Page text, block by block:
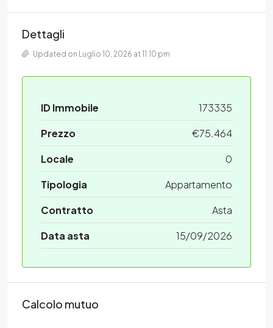
Dettagli
Updated on Luglio 10, 2026 at 11:10 pm
ID Immobile
173335
Prezzo
€75.464
Locale
0
Tipologia
Appartamento
Contratto
Asta
Data asta
15/09/2026
Calcolo mutuo